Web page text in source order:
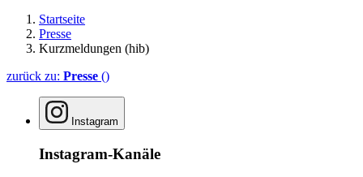
Startseite
Presse
Kurzmeldungen (hib)
zurück zu: Presse ()
Instagram
Instagram-Kanäle